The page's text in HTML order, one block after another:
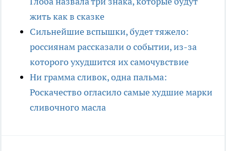
жить как в сказке
Сильнейшие вспышки, будет тяжело:
россиянам рассказали о событии, из-за
которого ухудшится их самочувствие
Ни грамма сливок, одна пальма:
Роскачество огласило самые худшие марки
сливочного масла